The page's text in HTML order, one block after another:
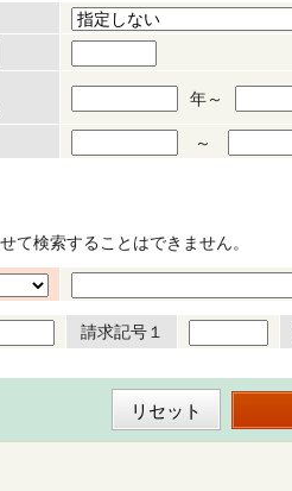
年～
～
て検索することはできません。
請求記号１